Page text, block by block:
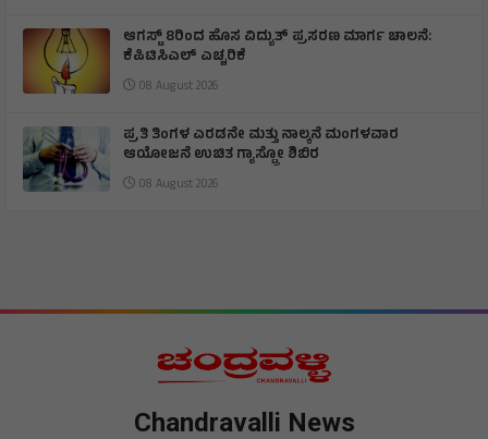
ಆಗಸ್ಟ್ 8ರಿಂದ ಹೊಸ ವಿದ್ಯುತ್ ಪ್ರಸರಣ ಮಾರ್ಗ ಚಾಲನೆ:
ಕೆಪಿಟಿಸಿಎಲ್ ಎಚ್ಚರಿಕೆ
08 August 2026
ಪ್ರತಿ ತಿಂಗಳ ಎರಡನೇ ಮತ್ತು ನಾಲ್ಕನೆ ಮಂಗಳವಾರ
ಆಯೋಜನೆ ಉಚಿತ ಗ್ಯಾಸ್ಟ್ರೋ ಶಿಬಿರ
08 August 2026
Chandravalli News